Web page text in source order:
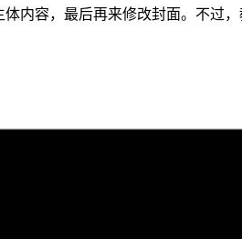
内容，最后再来修改封面。不过